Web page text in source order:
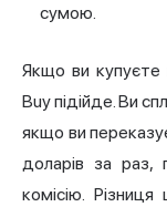
сумою.
Якщо ви купуєте
Buy підійде. Ви
якщо ви
доларів за раз,
комісію.